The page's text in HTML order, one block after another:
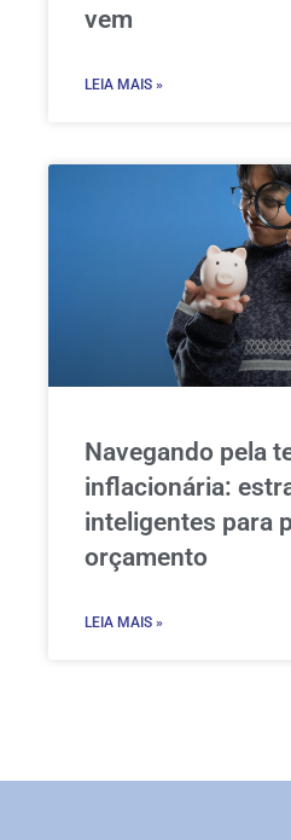
vem
LEIA MAIS »
Navegando pela
inflacionária:
inteligentes para
orçamento
LEIA MAIS »